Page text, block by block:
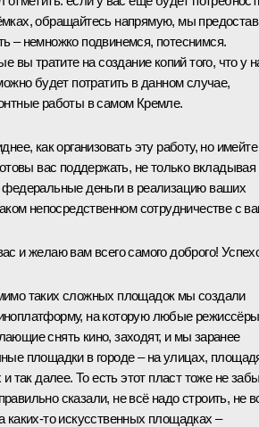
обращайтесь напрямую, мы
– немножко подвинемся, потеснимся.
вы тратите на создание копий того, что у
будет потратить в данном случае,
работы в самом Кремле.
как организовать эту работу, но имейте
вас поддержать, не только вкладывая
федеральные деньги в реализацию ваших
непосредственном сотрудничестве с
и желаю вам всего самого доброго!
таких сложных площадок мы создали
на которую любые
снять кино, заходят, и мы заранее
площадки в городе – на улицах,
и так далее. То есть этот пласт тоже не
сказали, не всё надо строить, не
каких-то искусственных площадках –